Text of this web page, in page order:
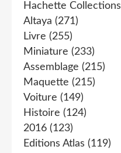
Hachette Collections
Altaya (271)
Livre (255)
Miniature (233)
Assemblage (215)
Maquette (215)
Voiture (149)
Histoire (124)
2016 (123)
Editions Atlas (119)